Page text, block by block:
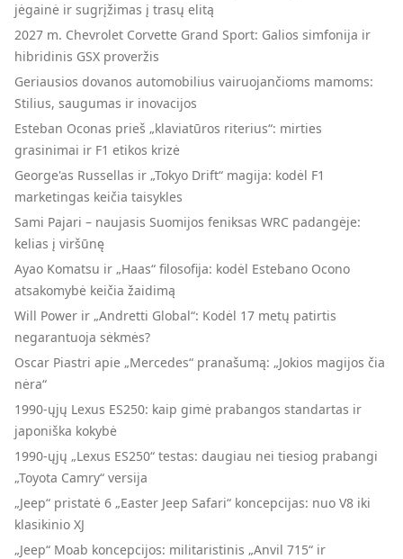
jėgainė ir sugrįžimas į trasų elitą
2027 m. Chevrolet Corvette Grand Sport: Galios simfonija ir
hibridinis GSX proveržis
Geriausios dovanos automobilius vairuojančioms mamoms:
Stilius, saugumas ir inovacijos
Esteban Oconas prieš „klaviatūros riterius“: mirties
grasinimai ir F1 etikos krizė
George'as Russellas ir „Tokyo Drift“ magija: kodėl F1
marketingas keičia taisykles
Sami Pajari – naujasis Suomijos feniksas WRC padangėje:
kelias į viršūnę
Ayao Komatsu ir „Haas“ filosofija: kodėl Estebano Ocono
atsakomybė keičia žaidimą
Will Power ir „Andretti Global“: Kodėl 17 metų patirtis
negarantuoja sėkmės?
Oscar Piastri apie „Mercedes“ pranašumą: „Jokios magijos čia
nėra“
1990-ųjų Lexus ES250: kaip gimė prabangos standartas ir
japoniška kokybė
1990-ųjų „Lexus ES250“ testas: daugiau nei tiesiog prabangi
„Toyota Camry“ versija
„Jeep“ pristatė 6 „Easter Jeep Safari“ koncepcijas: nuo V8 iki
klasikinio XJ
„Jeep“ Moab koncepcijos: militaristinis „Anvil 715“ ir